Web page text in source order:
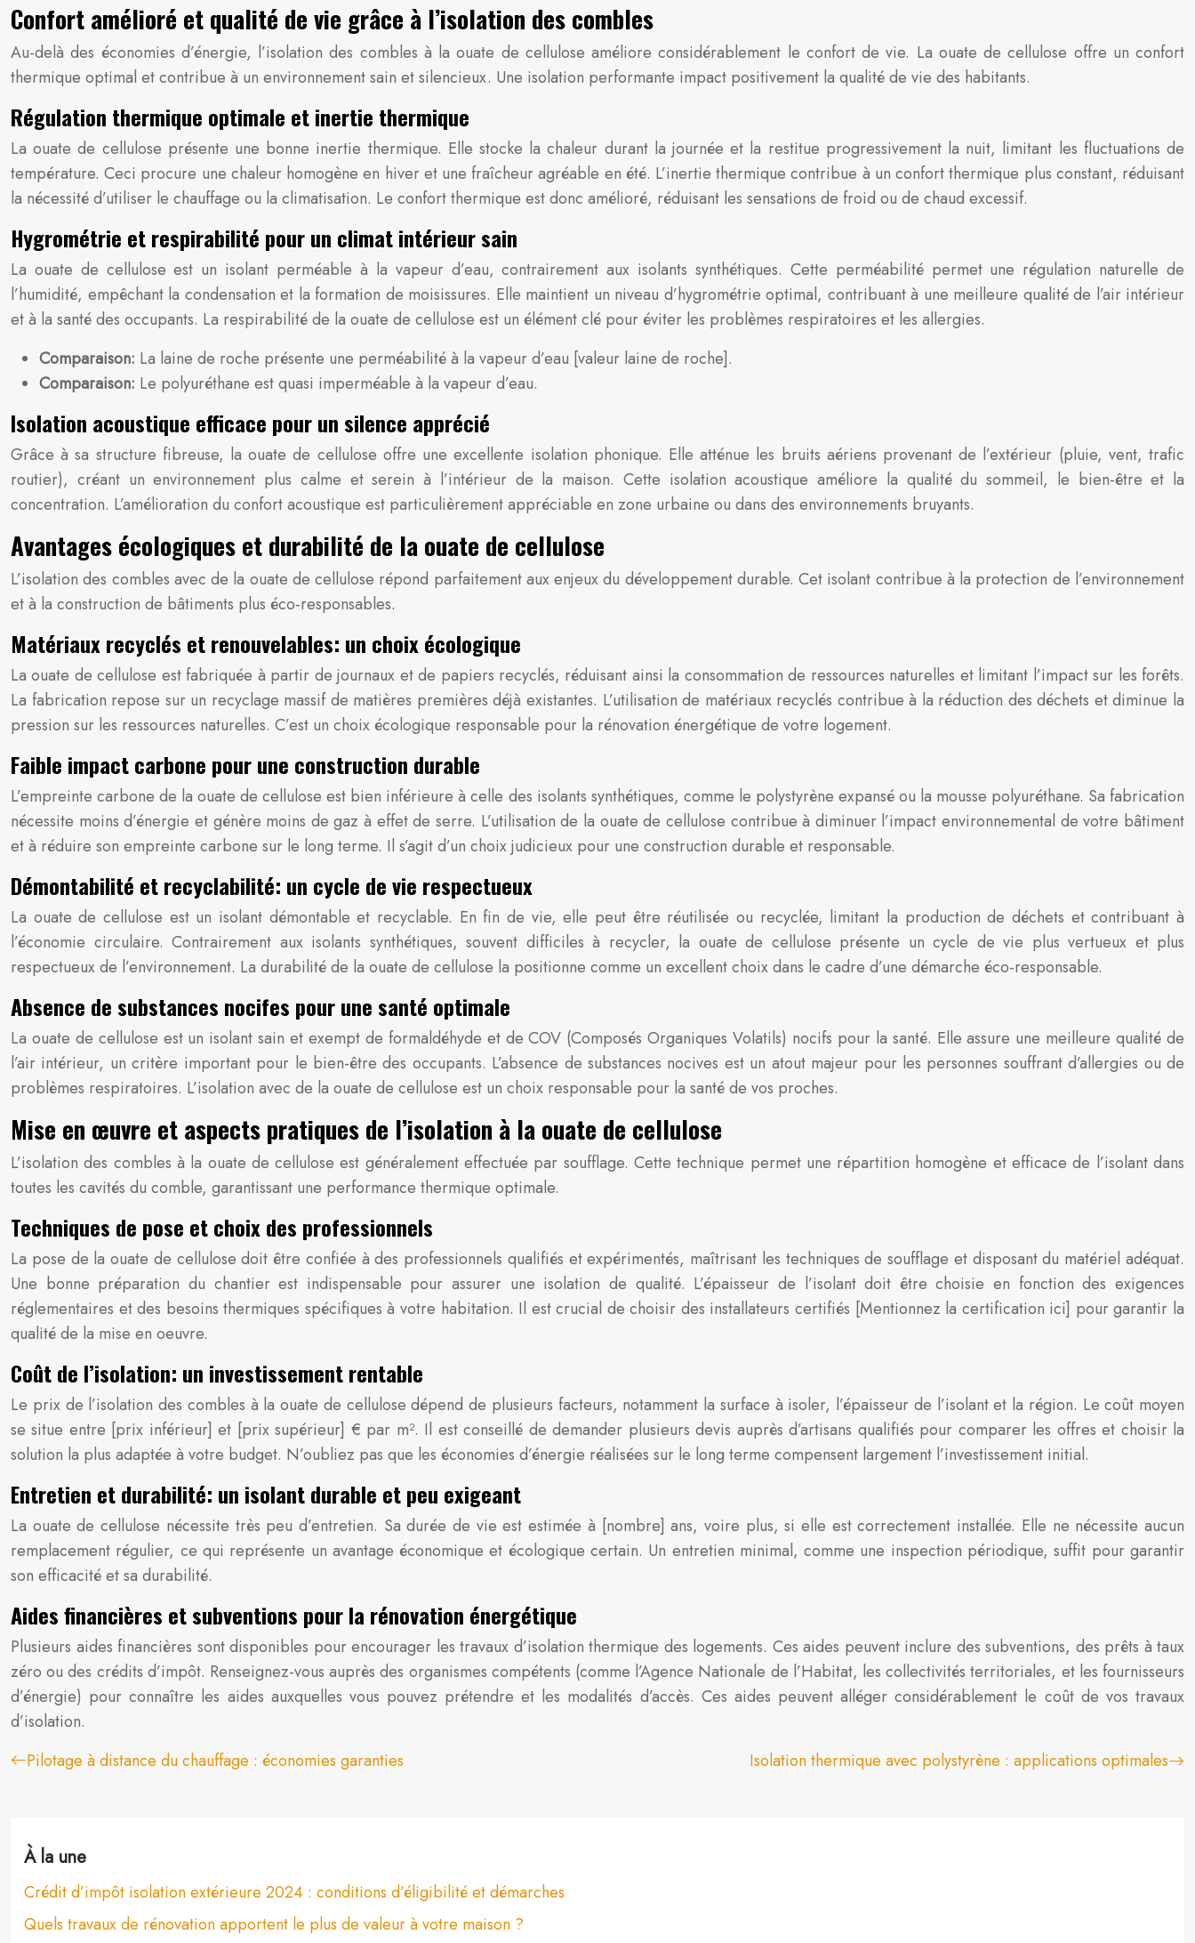
Confort amélioré et qualité de vie grâce à l’isolation des combles
Au-delà des économies d’énergie, l’isolation des combles à la ouate de cellulose améliore considérablement le confort de vie. La ouate de cellulose offre un confort
thermique optimal et contribue à un environnement sain et silencieux. Une isolation performante impact positivement la qualité de vie des habitants.
Régulation thermique optimale et inertie thermique
La ouate de cellulose présente une bonne inertie thermique. Elle stocke la chaleur durant la journée et la restitue progressivement la nuit, limitant les fluctuations de
température. Ceci procure une chaleur homogène en hiver et une fraîcheur agréable en été. L’inertie thermique contribue à un confort thermique plus constant, réduisant
la nécessité d’utiliser le chauffage ou la climatisation. Le confort thermique est donc amélioré, réduisant les sensations de froid ou de chaud excessif.
Hygrométrie et respirabilité pour un climat intérieur sain
La ouate de cellulose est un isolant perméable à la vapeur d’eau, contrairement aux isolants synthétiques. Cette perméabilité permet une régulation naturelle de
l’humidité, empêchant la condensation et la formation de moisissures. Elle maintient un niveau d’hygrométrie optimal, contribuant à une meilleure qualité de l’air intérieur
et à la santé des occupants. La respirabilité de la ouate de cellulose est un élément clé pour éviter les problèmes respiratoires et les allergies.
Comparaison: La laine de roche présente une perméabilité à la vapeur d’eau [valeur laine de roche].
Comparaison: Le polyuréthane est quasi imperméable à la vapeur d’eau.
Isolation acoustique efficace pour un silence apprécié
Grâce à sa structure fibreuse, la ouate de cellulose offre une excellente isolation phonique. Elle atténue les bruits aériens provenant de l’extérieur (pluie, vent, trafic
routier), créant un environnement plus calme et serein à l’intérieur de la maison. Cette isolation acoustique améliore la qualité du sommeil, le bien-être et la
concentration. L’amélioration du confort acoustique est particulièrement appréciable en zone urbaine ou dans des environnements bruyants.
Avantages écologiques et durabilité de la ouate de cellulose
L’isolation des combles avec de la ouate de cellulose répond parfaitement aux enjeux du développement durable. Cet isolant contribue à la protection de l’environnement
et à la construction de bâtiments plus éco-responsables.
Matériaux recyclés et renouvelables: un choix écologique
La ouate de cellulose est fabriquée à partir de journaux et de papiers recyclés, réduisant ainsi la consommation de ressources naturelles et limitant l’impact sur les forêts.
La fabrication repose sur un recyclage massif de matières premières déjà existantes. L’utilisation de matériaux recyclés contribue à la réduction des déchets et diminue la
pression sur les ressources naturelles. C’est un choix écologique responsable pour la rénovation énergétique de votre logement.
Faible impact carbone pour une construction durable
L’empreinte carbone de la ouate de cellulose est bien inférieure à celle des isolants synthétiques, comme le polystyrène expansé ou la mousse polyuréthane. Sa fabrication
nécessite moins d’énergie et génère moins de gaz à effet de serre. L’utilisation de la ouate de cellulose contribue à diminuer l’impact environnemental de votre bâtiment
et à réduire son empreinte carbone sur le long terme. Il s’agit d’un choix judicieux pour une construction durable et responsable.
Démontabilité et recyclabilité: un cycle de vie respectueux
La ouate de cellulose est un isolant démontable et recyclable. En fin de vie, elle peut être réutilisée ou recyclée, limitant la production de déchets et contribuant à
l’économie circulaire. Contrairement aux isolants synthétiques, souvent difficiles à recycler, la ouate de cellulose présente un cycle de vie plus vertueux et plus
respectueux de l’environnement. La durabilité de la ouate de cellulose la positionne comme un excellent choix dans le cadre d’une démarche éco-responsable.
Absence de substances nocifes pour une santé optimale
La ouate de cellulose est un isolant sain et exempt de formaldéhyde et de COV (Composés Organiques Volatils) nocifs pour la santé. Elle assure une meilleure qualité de
l’air intérieur, un critère important pour le bien-être des occupants. L’absence de substances nocives est un atout majeur pour les personnes souffrant d’allergies ou de
problèmes respiratoires. L’isolation avec de la ouate de cellulose est un choix responsable pour la santé de vos proches.
Mise en œuvre et aspects pratiques de l’isolation à la ouate de cellulose
L’isolation des combles à la ouate de cellulose est généralement effectuée par soufflage. Cette technique permet une répartition homogène et efficace de l’isolant dans
toutes les cavités du comble, garantissant une performance thermique optimale.
Techniques de pose et choix des professionnels
La pose de la ouate de cellulose doit être confiée à des professionnels qualifiés et expérimentés, maîtrisant les techniques de soufflage et disposant du matériel adéquat.
Une bonne préparation du chantier est indispensable pour assurer une isolation de qualité. L’épaisseur de l’isolant doit être choisie en fonction des exigences
réglementaires et des besoins thermiques spécifiques à votre habitation. Il est crucial de choisir des installateurs certifiés [Mentionnez la certification ici] pour garantir la
qualité de la mise en oeuvre.
Coût de l’isolation: un investissement rentable
Le prix de l’isolation des combles à la ouate de cellulose dépend de plusieurs facteurs, notamment la surface à isoler, l’épaisseur de l’isolant et la région. Le coût moyen
se situe entre [prix inférieur] et [prix supérieur] € par m². Il est conseillé de demander plusieurs devis auprès d’artisans qualifiés pour comparer les offres et choisir la
solution la plus adaptée à votre budget. N’oubliez pas que les économies d’énergie réalisées sur le long terme compensent largement l’investissement initial.
Entretien et durabilité: un isolant durable et peu exigeant
La ouate de cellulose nécessite très peu d’entretien. Sa durée de vie est estimée à [nombre] ans, voire plus, si elle est correctement installée. Elle ne nécessite aucun
remplacement régulier, ce qui représente un avantage économique et écologique certain. Un entretien minimal, comme une inspection périodique, suffit pour garantir
son efficacité et sa durabilité.
Aides financières et subventions pour la rénovation énergétique
Plusieurs aides financières sont disponibles pour encourager les travaux d’isolation thermique des logements. Ces aides peuvent inclure des subventions, des prêts à taux
zéro ou des crédits d’impôt. Renseignez-vous auprès des organismes compétents (comme l’Agence Nationale de l’Habitat, les collectivités territoriales, et les fournisseurs
d’énergie) pour connaître les aides auxquelles vous pouvez prétendre et les modalités d’accès. Ces aides peuvent alléger considérablement le coût de vos travaux
d’isolation.
Pilotage à distance du chauffage : économies garanties
Isolation thermique avec polystyrène : applications optimales
À la une
Crédit d’impôt isolation extérieure 2024 : conditions d’éligibilité et démarches
Quels travaux de rénovation apportent le plus de valeur à votre maison ?